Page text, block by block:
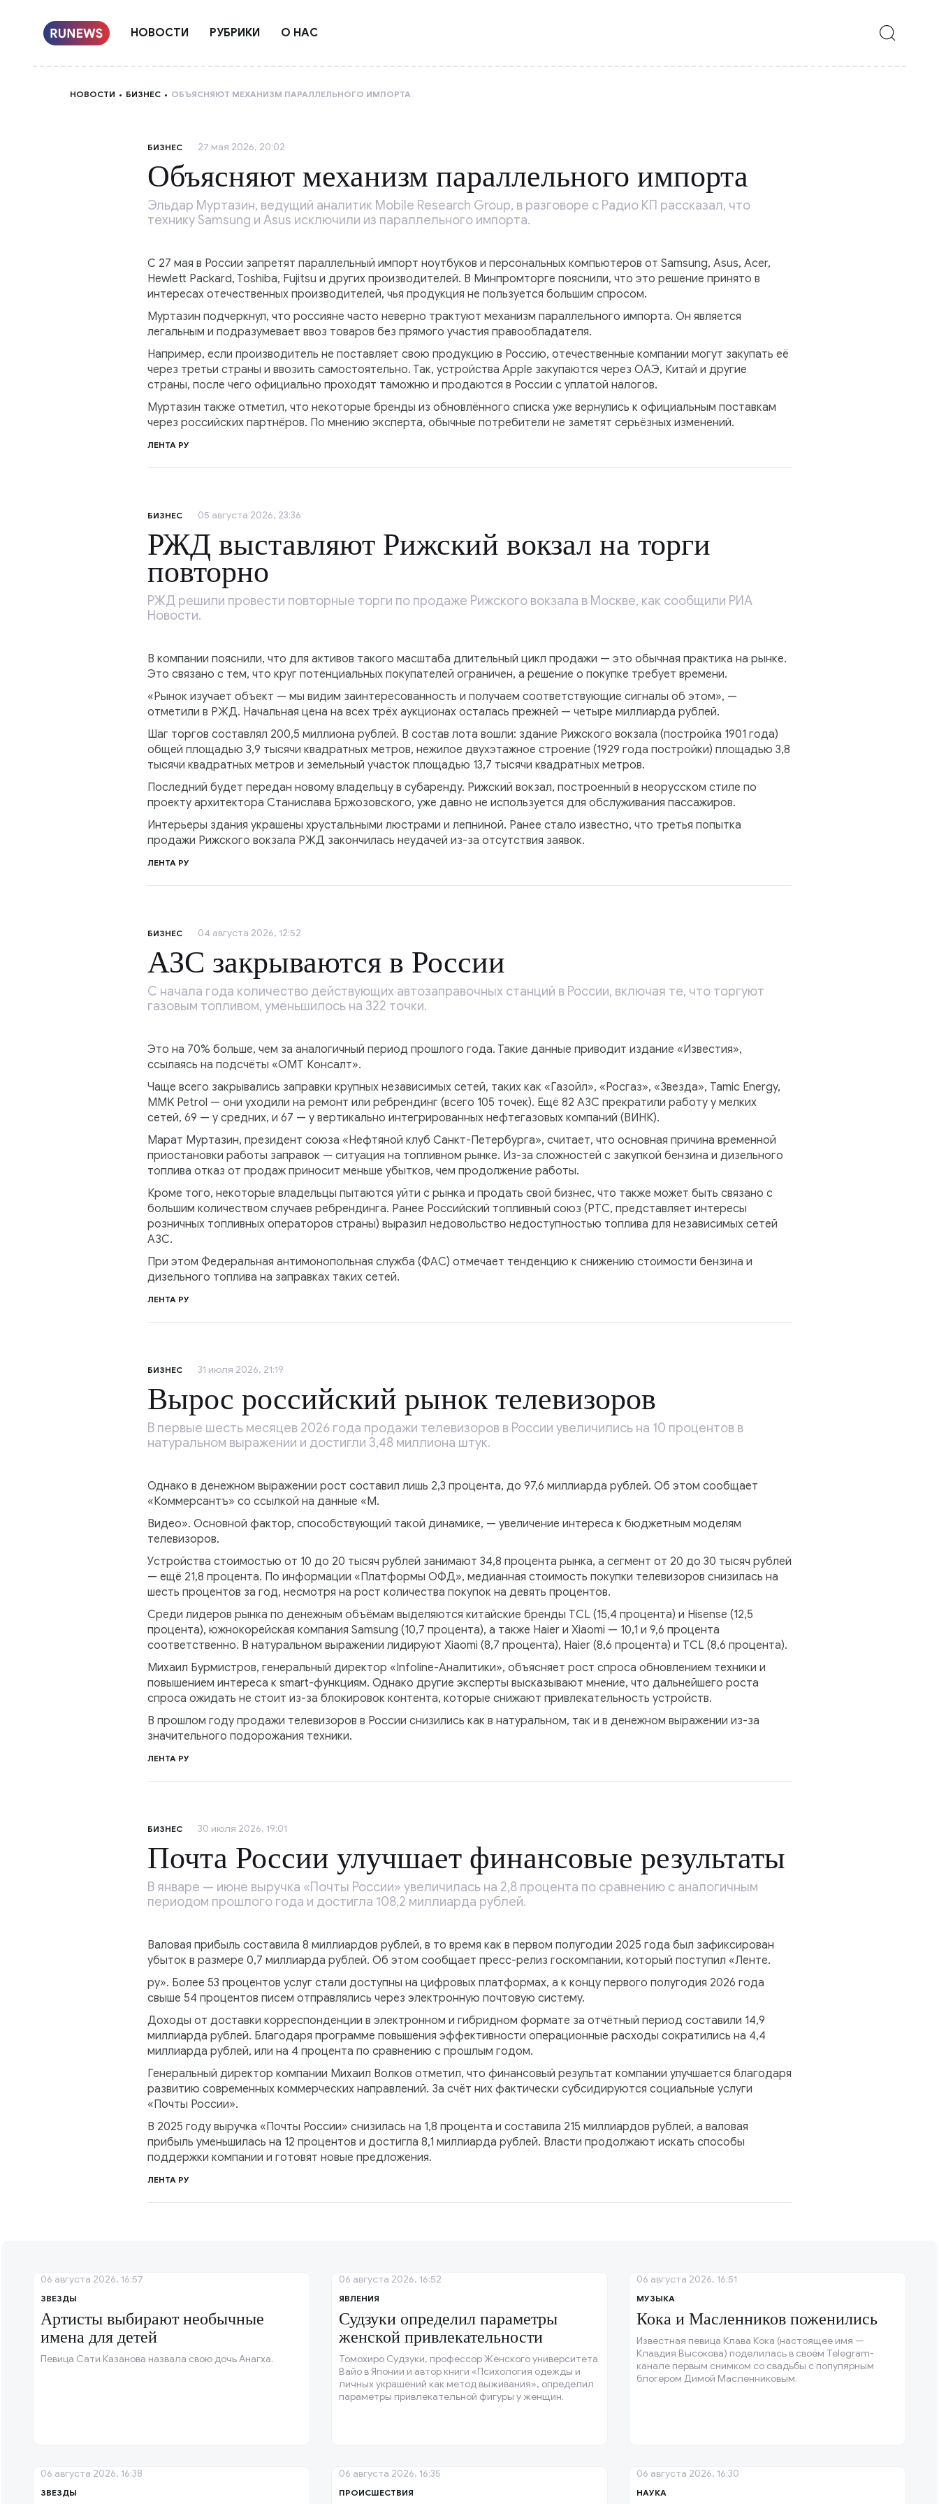
НОВОСТИ РУБРИКИ О НАС
НОВОСТИ БИЗНЕС ОБЪЯСНЯЮТ МЕХАНИЗМ ПАРАЛЛЕЛЬНОГО ИМПОРТА
БИЗНЕС 27 мая 2026, 20:02
Объясняют механизм параллельного импорта
Эльдар Муртазин, ведущий аналитик Mobile Research Group, в разговоре с Радио КП рассказал, что
технику Samsung и Asus исключили из параллельного импорта.
С 27 мая в России запретят параллельный импорт ноутбуков и персональных компьютеров от Samsung, Asus, Acer,
Hewlett Packard, Toshiba, Fujitsu и других производителей. В Минпромторге пояснили, что это решение принято в
интересах отечественных производителей, чья продукция не пользуется большим спросом.
Муртазин подчеркнул, что россияне часто неверно трактуют механизм параллельного импорта. Он является
легальным и подразумевает ввоз товаров без прямого участия правообладателя.
Например, если производитель не поставляет свою продукцию в Россию, отечественные компании могут закупать её
через третьи страны и ввозить самостоятельно. Так, устройства Apple закупаются через ОАЭ, Китай и другие
страны, после чего официально проходят таможню и продаются в России с уплатой налогов.
Муртазин также отметил, что некоторые бренды из обновлённого списка уже вернулись к официальным поставкам
через российских партнёров. По мнению эксперта, обычные потребители не заметят серьёзных изменений.
ЛЕНТА РУ
БИЗНЕС 05 августа 2026, 23:36
РЖД выставляют Рижский вокзал на торги
повторно
РЖД решили провести повторные торги по продаже Рижского вокзала в Москве, как сообщили РИА
Новости.
В компании пояснили, что для активов такого масштаба длительный цикл продажи — это обычная практика на рынке.
Это связано с тем, что круг потенциальных покупателей ограничен, а решение о покупке требует времени.
«Рынок изучает объект — мы видим заинтересованность и получаем соответствующие сигналы об этом», —
отметили в РЖД. Начальная цена на всех трёх аукционах осталась прежней — четыре миллиарда рублей.
Шаг торгов составлял 200,5 миллиона рублей. В состав лота вошли: здание Рижского вокзала (постройка 1901 года)
общей площадью 3,9 тысячи квадратных метров, нежилое двухэтажное строение (1929 года постройки) площадью 3,8
тысячи квадратных метров и земельный участок площадью 13,7 тысячи квадратных метров.
Последний будет передан новому владельцу в субаренду. Рижский вокзал, построенный в неорусском стиле по
проекту архитектора Станислава Бржозовского, уже давно не используется для обслуживания пассажиров.
Интерьеры здания украшены хрустальными люстрами и лепниной. Ранее стало известно, что третья попытка
продажи Рижского вокзала РЖД закончилась неудачей из-за отсутствия заявок.
ЛЕНТА РУ
БИЗНЕС 04 августа 2026, 12:52
АЗС закрываются в России
С начала года количество действующих автозаправочных станций в России, включая те, что торгуют
газовым топливом, уменьшилось на 322 точки.
Это на 70% больше, чем за аналогичный период прошлого года. Такие данные приводит издание «Известия»,
ссылаясь на подсчёты «ОМТ Консалт».
Чаще всего закрывались заправки крупных независимых сетей, таких как «Газойл», «Росгаз», «Звезда», Tamic Energy,
MMK Petrol — они уходили на ремонт или ребрендинг (всего 105 точек). Ещё 82 АЗС прекратили работу у мелких
сетей, 69 — у средних, и 67 — у вертикально интегрированных нефтегазовых компаний (ВИНК).
Марат Муртазин, президент союза «Нефтяной клуб Санкт-Петербурга», считает, что основная причина временной
приостановки работы заправок — ситуация на топливном рынке. Из-за сложностей с закупкой бензина и дизельного
топлива отказ от продаж приносит меньше убытков, чем продолжение работы.
Кроме того, некоторые владельцы пытаются уйти с рынка и продать свой бизнес, что также может быть связано с
большим количеством случаев ребрендинга. Ранее Российский топливный союз (РТС, представляет интересы
розничных топливных операторов страны) выразил недовольство недоступностью топлива для независимых сетей
АЗС.
При этом Федеральная антимонопольная служба (ФАС) отмечает тенденцию к снижению стоимости бензина и
дизельного топлива на заправках таких сетей.
ЛЕНТА РУ
БИЗНЕС 31 июля 2026, 21:19
Вырос российский рынок телевизоров
В первые шесть месяцев 2026 года продажи телевизоров в России увеличились на 10 процентов в
натуральном выражении и достигли 3,48 миллиона штук.
Однако в денежном выражении рост составил лишь 2,3 процента, до 97,6 миллиарда рублей. Об этом сообщает
«Коммерсантъ» со ссылкой на данные «М.
Видео». Основной фактор, способствующий такой динамике, — увеличение интереса к бюджетным моделям
телевизоров.
Устройства стоимостью от 10 до 20 тысяч рублей занимают 34,8 процента рынка, а сегмент от 20 до 30 тысяч рублей
— ещё 21,8 процента. По информации «Платформы ОФД», медианная стоимость покупки телевизоров снизилась на
шесть процентов за год, несмотря на рост количества покупок на девять процентов.
Среди лидеров рынка по денежным объёмам выделяются китайские бренды TCL (15,4 процента) и Hisense (12,5
процента), южнокорейская компания Samsung (10,7 процента), а также Haier и Xiaomi — 10,1 и 9,6 процента
соответственно. В натуральном выражении лидируют Xiaomi (8,7 процента), Haier (8,6 процента) и TCL (8,6 процента).
Михаил Бурмистров, генеральный директор «Infoline-Аналитики», объясняет рост спроса обновлением техники и
повышением интереса к smart-функциям. Однако другие эксперты высказывают мнение, что дальнейшего роста
спроса ожидать не стоит из-за блокировок контента, которые снижают привлекательность устройств.
В прошлом году продажи телевизоров в России снизились как в натуральном, так и в денежном выражении из-за
значительного подорожания техники.
ЛЕНТА РУ
БИЗНЕС 30 июля 2026, 19:01
Почта России улучшает финансовые результаты
В январе — июне выручка «Почты России» увеличилась на 2,8 процента по сравнению с аналогичным
периодом прошлого года и достигла 108,2 миллиарда рублей.
Валовая прибыль составила 8 миллиардов рублей, в то время как в первом полугодии 2025 года был зафиксирован
убыток в размере 0,7 миллиарда рублей. Об этом сообщает пресс-релиз госкомпании, который поступил «Ленте.
ру». Более 53 процентов услуг стали доступны на цифровых платформах, а к концу первого полугодия 2026 года
свыше 54 процентов писем отправлялись через электронную почтовую систему.
Доходы от доставки корреспонденции в электронном и гибридном формате за отчётный период составили 14,9
миллиарда рублей. Благодаря программе повышения эффективности операционные расходы сократились на 4,4
миллиарда рублей, или на 4 процента по сравнению с прошлым годом.
Генеральный директор компании Михаил Волков отметил, что финансовый результат компании улучшается благодаря
развитию современных коммерческих направлений. За счёт них фактически субсидируются социальные услуги
«Почты России».
В 2025 году выручка «Почты России» снизилась на 1,8 процента и составила 215 миллиардов рублей, а валовая
прибыль уменьшилась на 12 процентов и достигла 8,1 миллиарда рублей. Власти продолжают искать способы
поддержки компании и готовят новые предложения.
ЛЕНТА РУ
ЗВЕЗДЫ
Артисты выбирают необычные
имена для детей
Певица Сати Казанова назвала свою дочь Анагха.
06 августа 2026, 16:57
ЯВЛЕНИЯ
Судзуки определил параметры
женской привлекательности
Томохиро Судзуки, профессор Женского университета
Вайо в Японии и автор книги «Психология одежды и
личных украшений как метод выживания», определил
параметры привлекательной фигуры у женщин.
06 августа 2026, 16:52
МУЗЫКА
Кока и Масленников поженились
Известная певица Клава Кока (настоящее имя —
Клавдия Высокова) поделилась в своём Telegram-
канале первым снимком со свадьбы с популярным
блогером Димой Масленниковым.
06 августа 2026, 16:51
ЗВЕЗДЫ
06 августа 2026, 16:38
ПРОИСШЕСТВИЯ
06 августа 2026, 16:35
НАУКА
06 августа 2026, 16:30